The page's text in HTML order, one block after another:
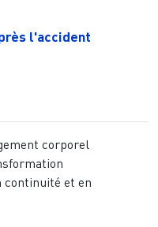
l'accident
corporel
continuité et en